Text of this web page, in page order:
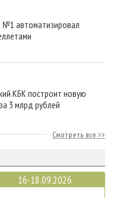
автоматизировал
КБК построит новую
3 млрд рублей
Смотреть все
16-18.09.2026